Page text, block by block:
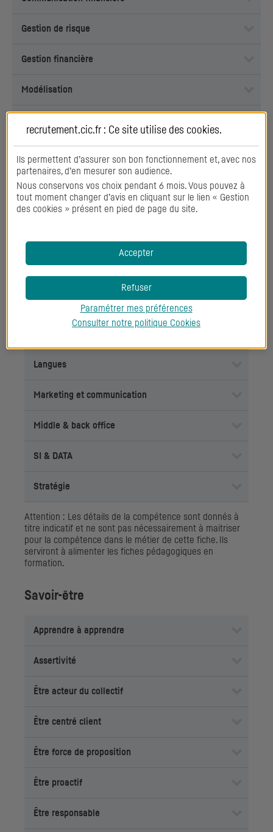
Gestion de risque
Gestion financière
Modélisation
Savoirs
Conformité
Langues
Marketing et communication
Middle & back office
SI & DATA
Stratégie
Attention : Les détails de la compétence sont donnés à
titre indicatif et ne sont pas nécessairement à maitriser
pour la compétence dans le métier de cette fiche. Ils
serviront à alimenter les fiches pédagogiques en
formation.
Savoir-être
Apprendre à apprendre
Assertivité
Être acteur du collectif
Être centré client
Être force de proposition
Être proactif
Être responsable
recrutement.cic.fr : Ce site utilise des cookies.
Ils permettent d’assurer son bon fonctionnement et, avec nos
partenaires, d’en mesurer son audience.
Nous conservons vos choix pendant 6 mois. Vous pouvez à
tout moment changer d’avis en cliquant sur le lien « Gestion
des cookies » présent en pied de page du site.
Accepter
Refuser
Paramétrer mes préférences
Consulter notre politique Cookies